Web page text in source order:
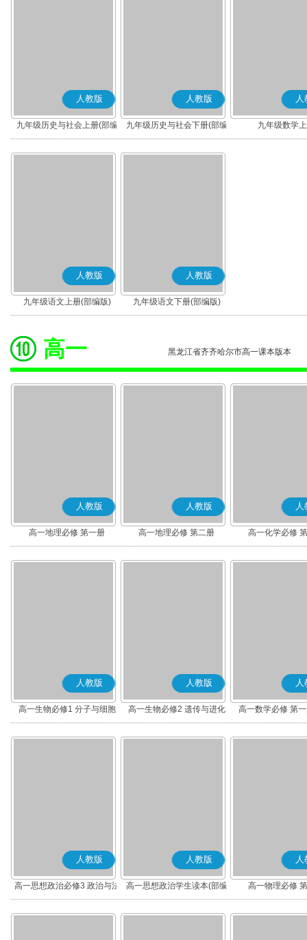
人教版
九年级历史与社会上册(部编
版)
人教版
九年级历史与社会下册(部编
版)
人
九年级数学
人教版
九年级语文上册(部编版)
人教版
九年级语文下册(部编版)
高一 黑龙江省齐齐哈尔市高一课本版本
人教版
高一地理必修 第一册
人教版
高一地理必修 第二册
人
高一化学必修
人教版
高一生物必修1 分子与细胞
人教版
高一生物必修2 遗传与进化
人
高一数学必修 第
人教版
高一思想政治必修3 政治与法
治(部编版)
人教版
高一思想政治学生读本(部编
版)
人
高一物理必修